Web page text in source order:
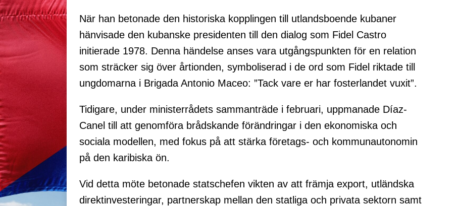
När han betonade den historiska kopplingen till utlandsboende kubaner
hänvisade den kubanske presidenten till den dialog som Fidel Castro
initierade 1978. Denna händelse anses vara utgångspunkten för en relation
som sträcker sig över årtionden, symboliserad i de ord som Fidel riktade till
ungdomarna i Brigada Antonio Maceo: ”Tack vare er har fosterlandet vuxit”.
Tidigare, under ministerrådets sammanträde i februari, uppmanade Díaz-
Canel till att genomföra brådskande förändringar i den ekonomiska och
sociala modellen, med fokus på att stärka företags- och kommunautonomin
på den karibiska ön.
Vid detta möte betonade statschefen vikten av att främja export, utländska
direktinvesteringar, partnerskap mellan den statliga och privata sektorn samt